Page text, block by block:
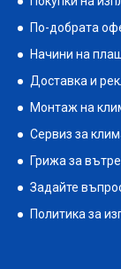
По-добрата
Начини на
Доставка и
Монтаж на
Сервиз за
Грижа за
Задайте
Политика за